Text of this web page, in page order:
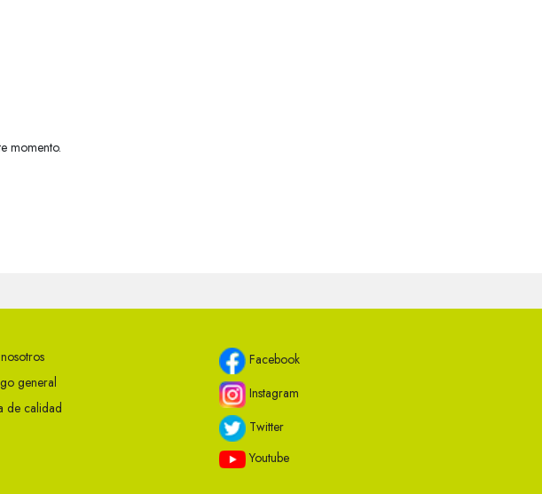
momento.
general
de calidad
Facebook
Instagram
Twitter
Youtube